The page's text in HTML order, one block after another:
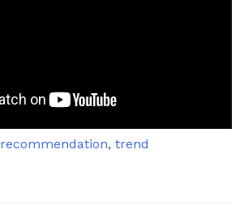
recommendation, trend